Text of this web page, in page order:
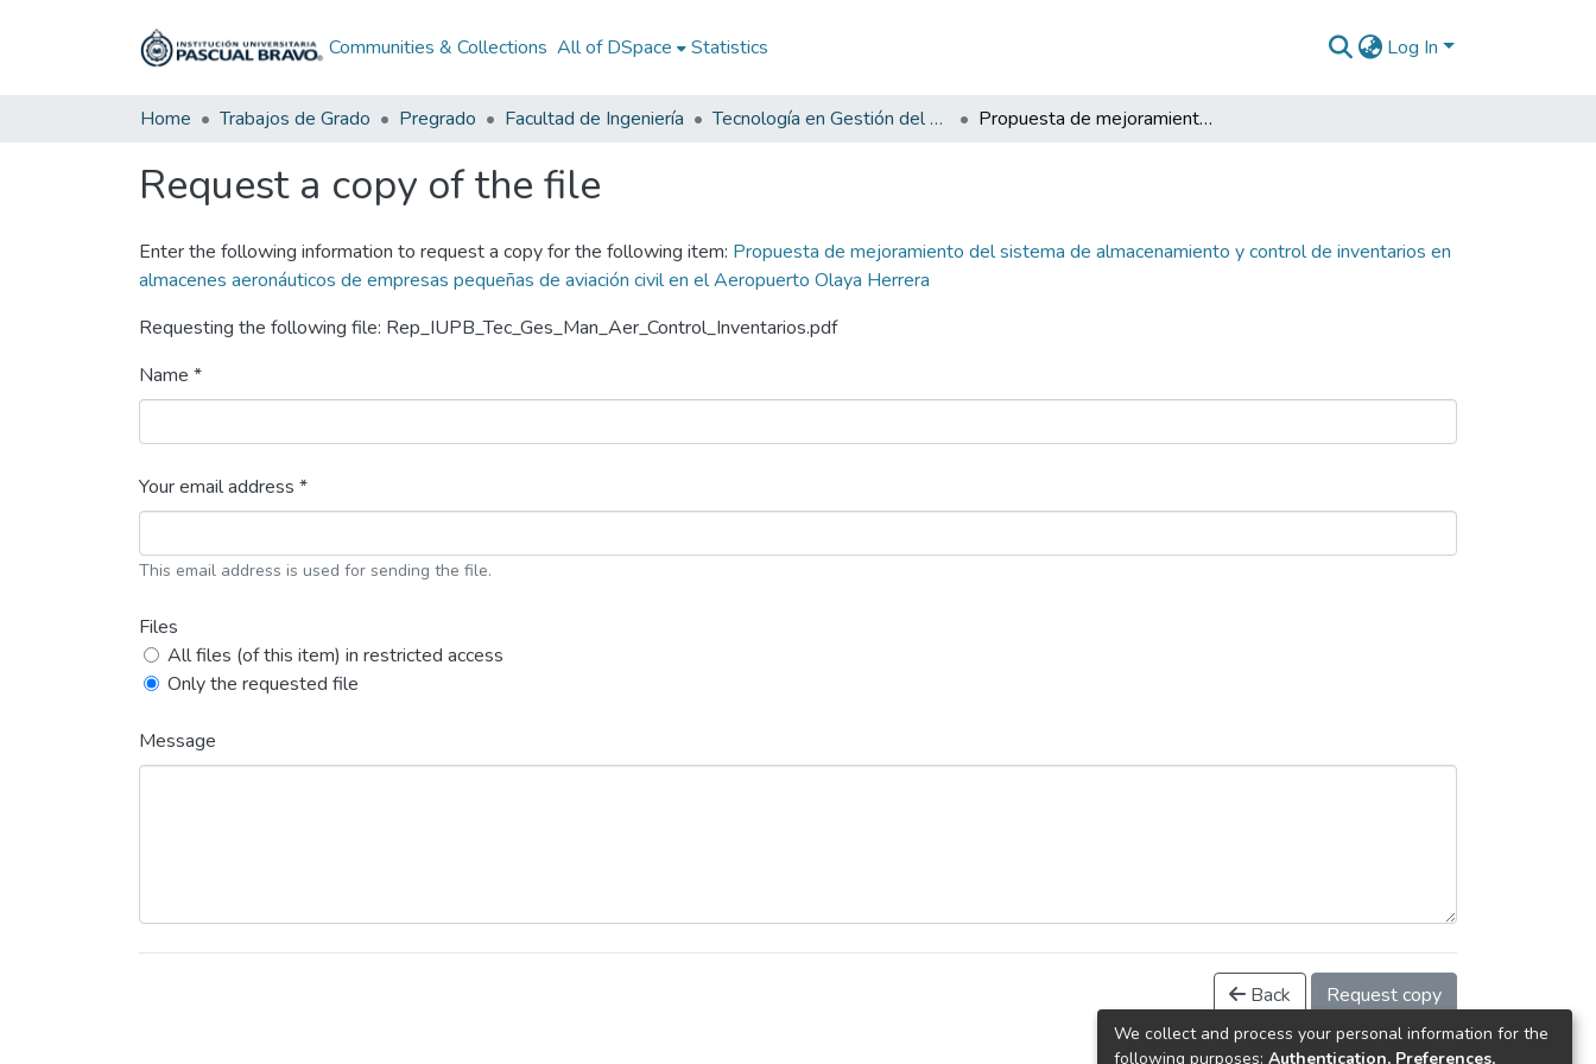
Communities & Collections All of DSpace Statistics Log In
Home Trabajos de Grado Pregrado Facultad de Ingeniería Tecnología en Gestión del Mantenimiento Aeronáutico Propuesta de mejoramiento del sistema de almacenamiento y control de inventarios en almacenes aeronáuticos de empresas pequeñas de aviación civil en el Aeropuerto Olaya Herrera
Request a copy of the file
Enter the following information to request a copy for the following item: Propuesta de mejoramiento del sistema de almacenamiento y control de inventarios en
almacenes aeronáuticos de empresas pequeñas de aviación civil en el Aeropuerto Olaya Herrera
Requesting the following file: Rep_IUPB_Tec_Ges_Man_Aer_Control_Inventarios.pdf
Name *
Your email address *
This email address is used for sending the file.
Files
All files (of this item) in restricted access
Only the requested file
Message
Back Request copy
We collect and process your personal information for the
following purposes: Authentication, Preferences,